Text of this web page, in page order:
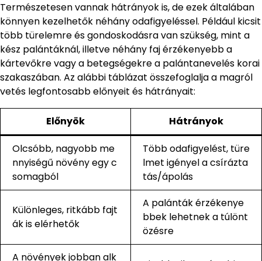
Természetesen vannak hátrányok is, de ezek általában
könnyen kezelhetők néhány odafigyeléssel. Például kicsit
több türelemre és gondoskodásra van szükség, mint a
kész palántáknál, illetve néhány faj érzékenyebb a
kártevőkre vagy a betegségekre a palántanevelés korai
szakaszában. Az alábbi táblázat összefoglalja a magról
vetés legfontosabb előnyeit és hátrányait:
Előnyök Hátrányok
Olcsóbb, nagyobb me
nnyiségű növény egy c
somagból
Több odafigyelést, türe
lmet igényel a csírázta
tás/ápolás
Különleges, ritkább fajt
ák is elérhetők
A palánták érzékenye
bbek lehetnek a túlönt
özésre
A növények jobban alk